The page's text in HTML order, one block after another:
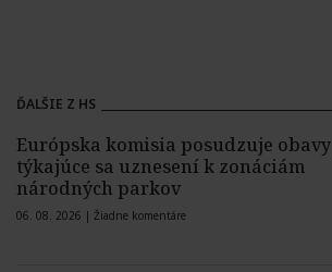
ĎALŠIE Z HS
Európska komisia posudzuje obavy
týkajúce sa uznesení k zonáciám
národných parkov
06. 08. 2026 | Žiadne komentáre